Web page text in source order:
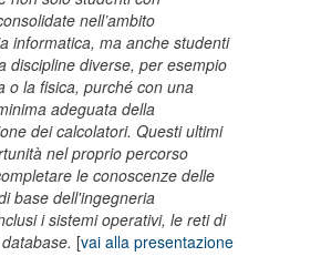
nell’ambito
informatica, ma anche studenti
discipline diverse, per esempio
o la fisica, purché con una
adeguata della
dei calcolatori. Questi ultimi
nel proprio percorso
le conoscenze delle
base dell'ingegneria
i sistemi operativi, le reti di
[vai alla presentazione